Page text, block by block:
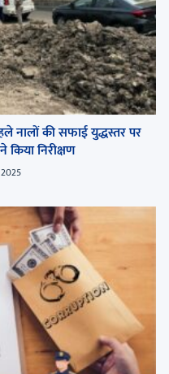
नालों की सफाई युद्धस्तर पर
निरीक्षण